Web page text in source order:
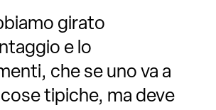
girato
e lo
che se uno va a
tipiche, ma deve